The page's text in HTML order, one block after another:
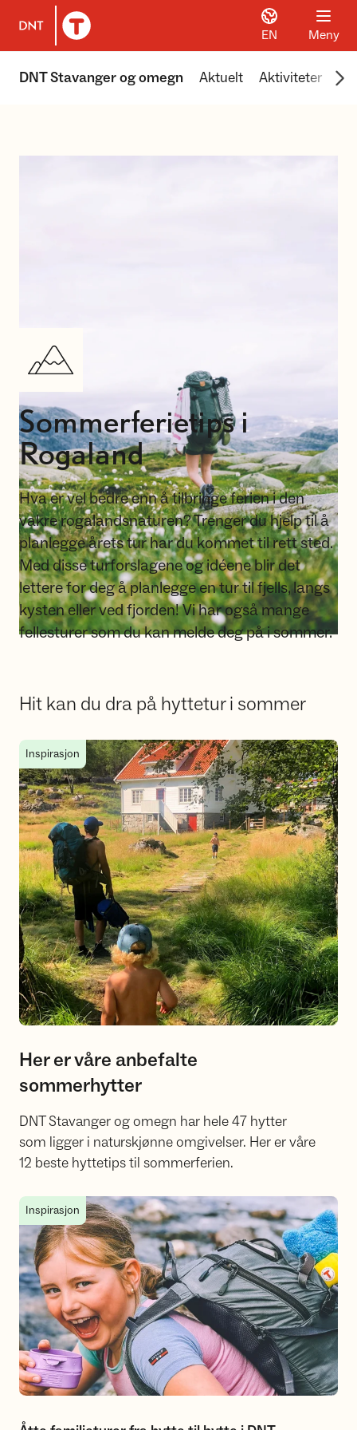
Til DNT.no forside
EN Meny
DNT Stavanger og omegn Aktuelt Aktiviteter
Sommerferietips i
Rogaland
Hva er vel bedre enn å tilbringe ferien i den
vakre rogalandsnaturen? Trenger du hjelp til å
planlegge årets tur har du kommet til rett sted.
Med disse turforslagene og idéene blir det
lettere for deg å planlegge en tur til fjells, langs
kysten eller ved fjorden! Vi har også mange
fellesturer som du kan melde deg på i sommer.
Hit kan du dra på hyttetur i sommer
Her er våre anbefalte sommerhytter
Inspirasjon
Her er våre anbefalte
sommerhytter
DNT Stavanger og omegn har hele 47 hytter
som ligger i naturskjønne omgivelser. Her er våre
12 beste hyttetips til sommerferien.
Åtte familieturer fra hytte til hytte i DNT Stavanger
Inspirasjon